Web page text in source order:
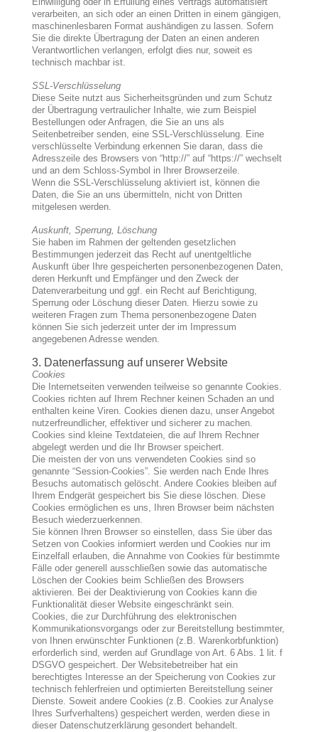
verarbeiten, an sich oder an einen Dritten in einem gängigen,
maschinenlesbaren Format aushändigen zu lassen. Sofern
Sie die direkte Übertragung der Daten an einen anderen
Verantwortlichen verlangen, erfolgt dies nur, soweit es
technisch machbar ist.
SSL-Verschlüsselung
Diese Seite nutzt aus Sicherheitsgründen und zum Schutz
der Übertragung vertraulicher Inhalte, wie zum Beispiel
Bestellungen oder Anfragen, die Sie an uns als
Seitenbetreiber senden, eine SSL-Verschlüsselung. Eine
verschlüsselte Verbindung erkennen Sie daran, dass die
Adresszeile des Browsers von “http://” auf “https://” wechselt
und an dem Schloss-Symbol in Ihrer Browserzeile.
Wenn die SSL-Verschlüsselung aktiviert ist, können die
Daten, die Sie an uns übermitteln, nicht von Dritten
mitgelesen werden.
Auskunft, Sperrung, Löschung
Sie haben im Rahmen der geltenden gesetzlichen
Bestimmungen jederzeit das Recht auf unentgeltliche
Auskunft über Ihre gespeicherten personenbezogenen Daten,
deren Herkunft und Empfänger und den Zweck der
Datenverarbeitung und ggf. ein Recht auf Berichtigung,
Sperrung oder Löschung dieser Daten. Hierzu sowie zu
weiteren Fragen zum Thema personenbezogene Daten
können Sie sich jederzeit unter der im Impressum
angegebenen Adresse wenden.
3. Datenerfassung auf unserer Website
Cookies
Die Internetseiten verwenden teilweise so genannte Cookies.
Cookies richten auf Ihrem Rechner keinen Schaden an und
enthalten keine Viren. Cookies dienen dazu, unser Angebot
nutzerfreundlicher, effektiver und sicherer zu machen.
Cookies sind kleine Textdateien, die auf Ihrem Rechner
abgelegt werden und die Ihr Browser speichert.
Die meisten der von uns verwendeten Cookies sind so
genannte “Session-Cookies”. Sie werden nach Ende Ihres
Besuchs automatisch gelöscht. Andere Cookies bleiben auf
Ihrem Endgerät gespeichert bis Sie diese löschen. Diese
Cookies ermöglichen es uns, Ihren Browser beim nächsten
Besuch wiederzuerkennen.
Sie können Ihren Browser so einstellen, dass Sie über das
Setzen von Cookies informiert werden und Cookies nur im
Einzelfall erlauben, die Annahme von Cookies für bestimmte
Fälle oder generell ausschließen sowie das automatische
Löschen der Cookies beim Schließen des Browsers
aktivieren. Bei der Deaktivierung von Cookies kann die
Funktionalität dieser Website eingeschränkt sein.
Cookies, die zur Durchführung des elektronischen
Kommunikationsvorgangs oder zur Bereitstellung bestimmter,
von Ihnen erwünschter Funktionen (z.B. Warenkorbfunktion)
erforderlich sind, werden auf Grundlage von Art. 6 Abs. 1 lit. f
DSGVO gespeichert. Der Websitebetreiber hat ein
berechtigtes Interesse an der Speicherung von Cookies zur
technisch fehlerfreien und optimierten Bereitstellung seiner
Dienste. Soweit andere Cookies (z.B. Cookies zur Analyse
Ihres Surfverhaltens) gespeichert werden, werden diese in
dieser Datenschutzerklärung gesondert behandelt.